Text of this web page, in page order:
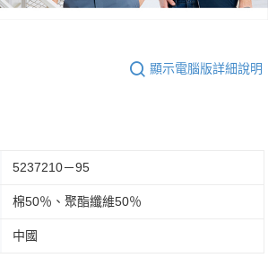
顯示電腦版詳細說明
5237210－95
棉50％、聚酯纖維50％
中國